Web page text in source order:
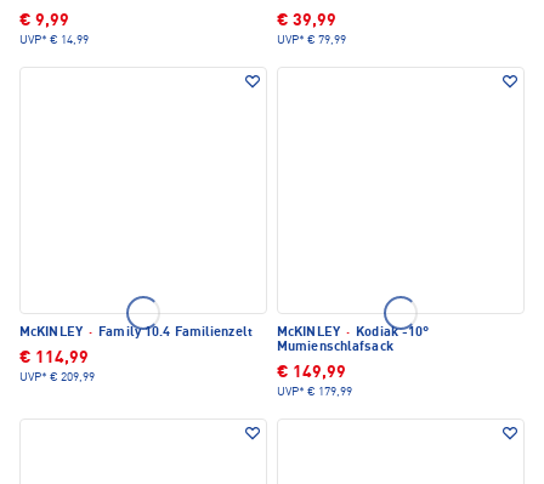
€ 9,99
UVP* € 14,99
€ 39,99
UVP* € 79,99
McKINLEY · Family 10.4 Familienzelt
€ 114,99
UVP* € 209,99
McKINLEY · Kodiak -10°
Mumienschlafsack
€ 149,99
UVP* € 179,99